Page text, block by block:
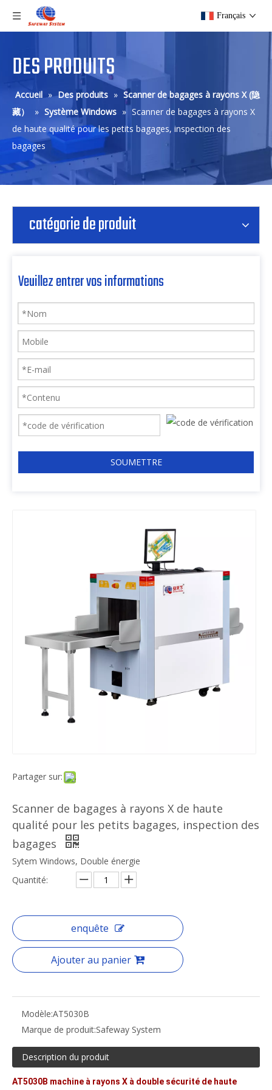
Français
DES PRODUITS
Accueil » Des produits » Scanner de bagages à rayons X (隐
藏）
» Système Windows » Scanner de bagages à rayons X
de haute qualité pour les petits bagages, inspection des
bagages
catégorie de produit
Veuillez entrer vos informations
SOUMETTRE
Partager sur:
Scanner de bagages à rayons X de haute
qualité pour les petits bagages, inspection des
bagages
Sytem Windows, Double énergie
Quantité:
enquête
Ajouter au panier
Modèle:AT5030B
Marque de produit:Safeway System
Description du produit
AT5030B machine à rayons X à double sécurité de haute